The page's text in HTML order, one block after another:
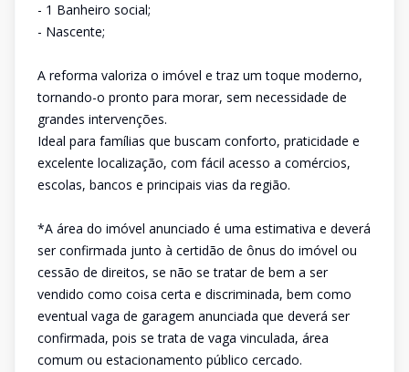
- 1 Banheiro social;
- Nascente;
A reforma valoriza o imóvel e traz um toque moderno,
tornando-o pronto para morar, sem necessidade de
grandes intervenções.
Ideal para famílias que buscam conforto, praticidade e
excelente localização, com fácil acesso a comércios,
escolas, bancos e principais vias da região.
*A área do imóvel anunciado é uma estimativa e deverá
ser confirmada junto à certidão de ônus do imóvel ou
cessão de direitos, se não se tratar de bem a ser
vendido como coisa certa e discriminada, bem como
eventual vaga de garagem anunciada que deverá ser
confirmada, pois se trata de vaga vinculada, área
comum ou estacionamento público cercado.